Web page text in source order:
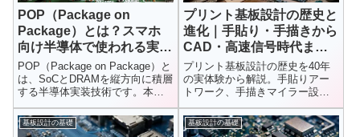
POP（Package on
Package）とは？スマホ
向け半導体で使われる実装
技術をわかりやすく解説
POP（Package on Package）と
は、SoCとDRAMを縦方向に積層
する半導体実装技術です。本記
事では、PoPの仕組みやメリッ
ト・デメリット、TSVとの違
い、スマートフォンで採用され
プリント基板設計の歴史と
進化｜手貼り・手描きから
CAD・高速信号時代まで
の40年
プリント基板設計の歴史を40年
の実体験から解説。手貼りアー
トワーク、手描きマイラー設
計、デジタイザー、CAD、そし
て高速信号・多層基板時代まで
の進化と本質を整理します。
基板設計の基礎 基板設計の基礎